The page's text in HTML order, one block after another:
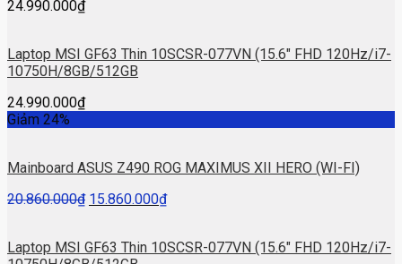
24.990.000₫
Laptop MSI GF63 Thin 10SCSR-077VN (15.6″ FHD 120Hz/i7-
10750H/8GB/512GB
24.990.000₫
Giảm 24%
Mainboard ASUS Z490 ROG MAXIMUS XII HERO (WI-FI)
20.860.000₫ 15.860.000₫
Laptop MSI GF63 Thin 10SCSR-077VN (15.6″ FHD 120Hz/i7-